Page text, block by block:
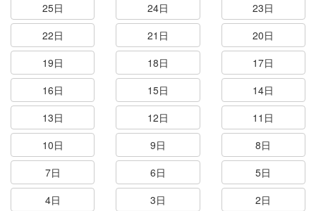
25日
24日
23日
22日
21日
20日
19日
18日
17日
16日
15日
14日
13日
12日
11日
10日
9日
8日
7日
6日
5日
4日
3日
2日